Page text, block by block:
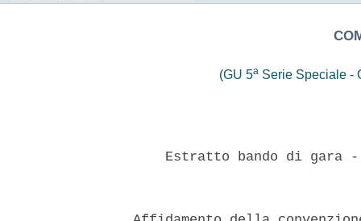
(GU 5a Serie Speciale -
Estratto bando di gara